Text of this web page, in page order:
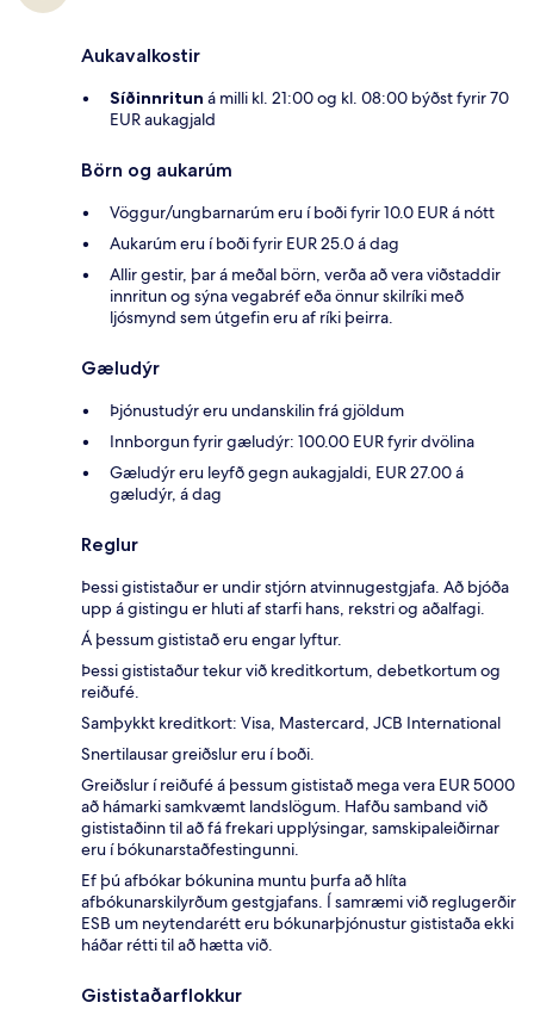
Aukavalkostir
Síðinnritun á milli kl. 21:00 og kl. 08:00 býðst fyrir 70
EUR aukagjald
Börn og aukarúm
Vöggur/ungbarnarúm eru í boði fyrir 10.0 EUR á nótt
Aukarúm eru í boði fyrir EUR 25.0 á dag
Allir gestir, þar á meðal börn, verða að vera viðstaddir
innritun og sýna vegabréf eða önnur skilríki með
ljósmynd sem útgefin eru af ríki þeirra.
Gæludýr
Þjónustudýr eru undanskilin frá gjöldum
Innborgun fyrir gæludýr: 100.00 EUR fyrir dvölina
Gæludýr eru leyfð gegn aukagjaldi, EUR 27.00 á
gæludýr, á dag
Reglur
Þessi gististaður er undir stjórn atvinnugestgjafa. Að bjóða
upp á gistingu er hluti af starfi hans, rekstri og aðalfagi.
Á þessum gististað eru engar lyftur.
Þessi gististaður tekur við kreditkortum, debetkortum og
reiðufé.
Samþykkt kreditkort: Visa, Mastercard, JCB International
Snertilausar greiðslur eru í boði.
Greiðslur í reiðufé á þessum gististað mega vera EUR 5000
að hámarki samkvæmt landslögum. Hafðu samband við
gististaðinn til að fá frekari upplýsingar, samskipaleiðirnar
eru í bókunarstaðfestingunni.
Ef þú afbókar bókunina muntu þurfa að hlíta
afbókunarskilyrðum gestgjafans. Í samræmi við reglugerðir
ESB um neytendarétt eru bókunarþjónustur gististaða ekki
háðar rétti til að hætta við.
Gististaðarflokkur